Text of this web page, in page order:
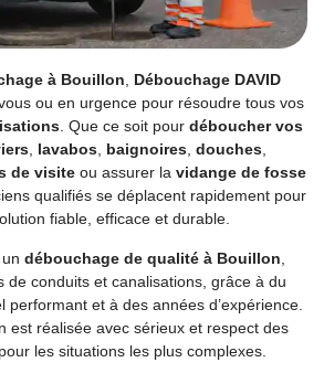
à Bouillon, Débouchage DAVID
ou en urgence pour résoudre tous vos
. Que ce soit pour déboucher vos
, lavabos, baignoires, douches,
de visite ou assurer la vidange de fosse
qualifiés se déplacent rapidement pour
fiable, efficace et durable.
débouchage de qualité à Bouillon,
de conduits et canalisations, grâce à du
performant et à des années d’expérience.
est réalisée avec sérieux et respect des
les situations les plus complexes.